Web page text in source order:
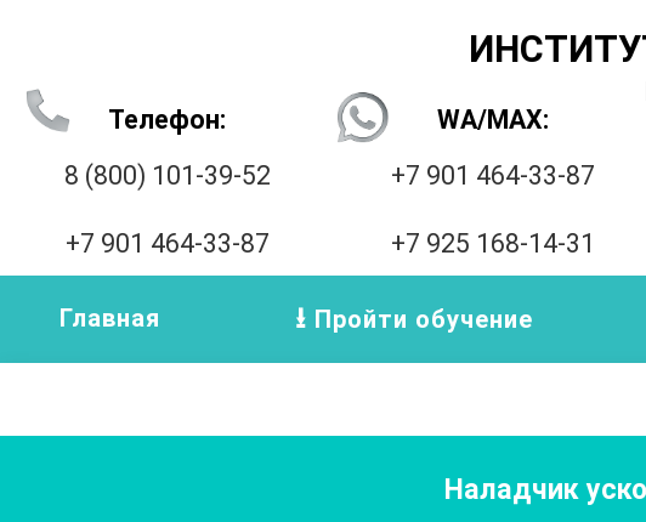
Телефон:
8 (800) 101-39-52
+7 901 464-33-87
WA/MAX:
+7 901 464-33-87
+7 925 168-14-31
Главная Пройти обучение
Наладчик